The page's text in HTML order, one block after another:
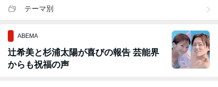
テーマ別
ABEMA
辻希美と杉浦太陽が喜びの報告 芸能界
からも祝福の声